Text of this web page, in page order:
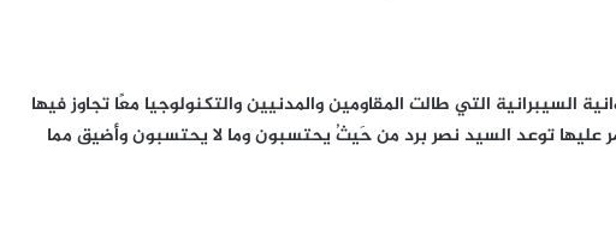
السيبرانية التي طالت المقاومين والمدنيين والتكنولوجيا معًا تجاوز فيها
عليها توعد السيد نصر برد من حَيثُ يحتسبون وما لا يحتسبون وأضيق مما